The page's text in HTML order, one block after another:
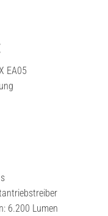
EA05
6.200 Lumen